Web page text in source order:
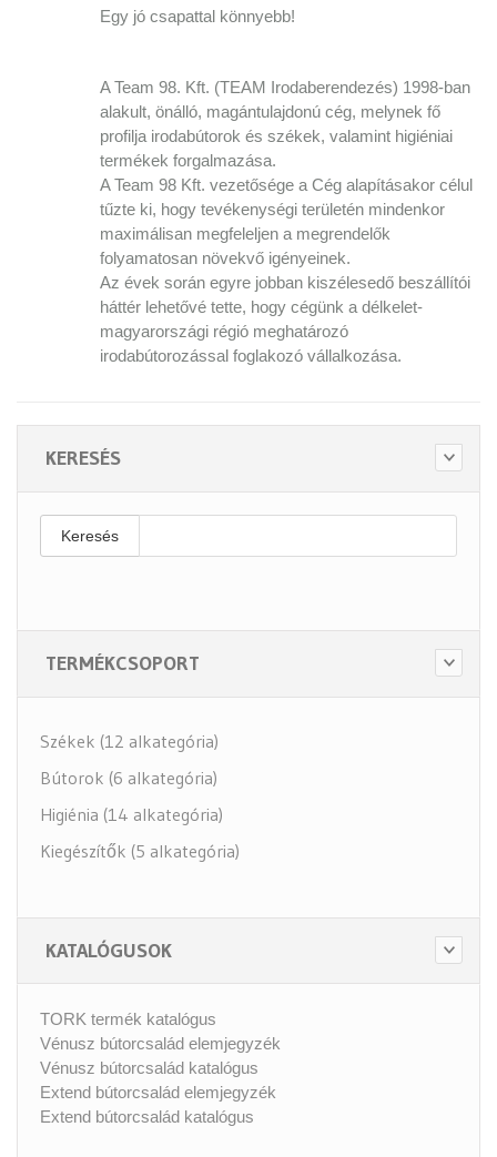
Egy jó csapattal könnyebb!
A Team 98. Kft. (TEAM Irodaberendezés) 1998-ban
alakult, önálló, magántulajdonú cég, melynek fő
profilja irodabútorok és székek, valamint higiéniai
termékek forgalmazása.
A Team 98 Kft. vezetősége a Cég alapításakor célul
tűzte ki, hogy tevékenységi területén mindenkor
maximálisan megfeleljen a megrendelők
folyamatosan növekvő igényeinek.
Az évek során egyre jobban kiszélesedő beszállítói
háttér lehetővé tette, hogy cégünk a délkelet-
magyarországi régió meghatározó
irodabútorozással foglakozó vállalkozása.
KERESÉS
Keresés
TERMÉKCSOPORT
Székek (12 alkategória)
Bútorok (6 alkategória)
Higiénia (14 alkategória)
Kiegészítők (5 alkategória)
KATALÓGUSOK
TORK termék katalógus
Vénusz bútorcsalád elemjegyzék
Vénusz bútorcsalád katalógus
Extend bútorcsalád elemjegyzék
Extend bútorcsalád katalógus